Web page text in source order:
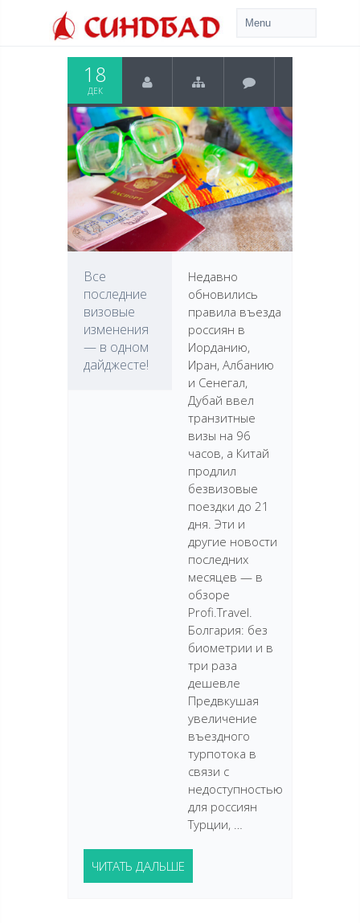
18
ДЕК
Все
последние
визовые
изменения
— в одном
дайджесте!
Недавно
обновились
правила въезда
россиян в
Иорданию,
Иран, Албанию
и Сенегал,
Дубай ввел
транзитные
визы на 96
часов, а Китай
продлил
безвизовые
поездки до 21
дня. Эти и
другие новости
последних
месяцев — в
обзоре
Profi.Travel.
Болгария: без
биометрии и в
три раза
дешевле
Предвкушая
увеличение
въездного
турпотока в
связи с
недоступностью
для россиян
Турции, …
ЧИТАТЬ ДАЛЬШЕ